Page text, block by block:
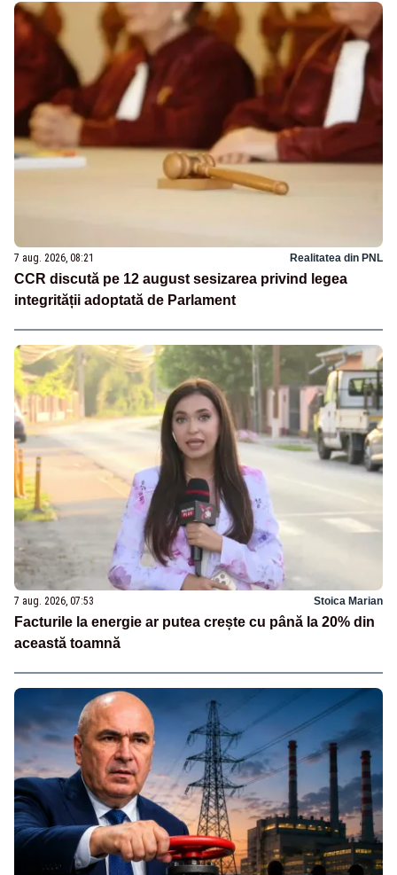
7 aug. 2026, 08:21 Realitatea din PNL
CCR discută pe 12 august sesizarea privind legea
integrității adoptată de Parlament
7 aug. 2026, 07:53 Stoica Marian
Facturile la energie ar putea crește cu până la 20% din
această toamnă